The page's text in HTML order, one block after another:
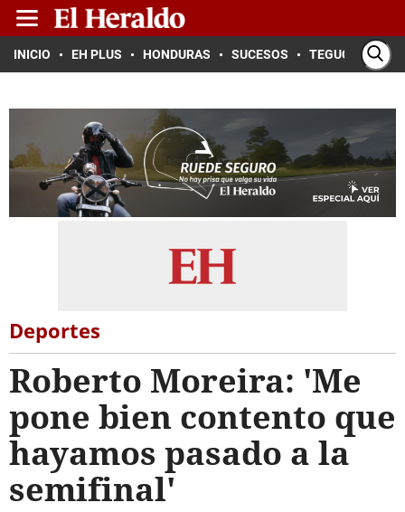
INICIO EH PLUS HONDURAS SUCESOS TEGUCIGALPA
Deportes
Roberto Moreira: 'Me
pone bien contento que
hayamos pasado a la
semifinal'